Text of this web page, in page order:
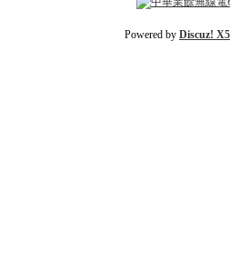
Powered by Discuz!